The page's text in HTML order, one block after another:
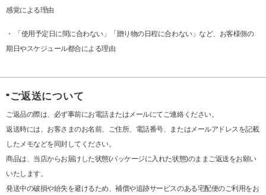
感覚による理由
・ 「使用予定日に間に合わない」「贈り物の日程に合わない」など、お客様側の
期日やスケジュール都合による理由
■ ご返送について
ご返品の際は、必ず事前にお電話またはメールにてご連絡ください。
返送時には、お客さまのお名前、ご住所、電話番号、またはメールアドレスを記載
したメモなどを同封してください。
商品は、当店からお届けした状態(パッケージに入れた状態)のままご返送をお願い
いたします。
発送中の破損や紛失を避けるため、補償や追跡サービスのある宅配便のご利用をお